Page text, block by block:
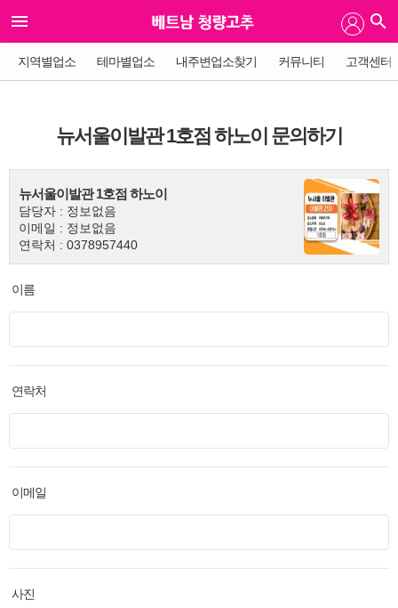
지역별업소 테마별업소 내주변업소찾기 커뮤니티 고객센터
뉴서울이발관 1호점 하노이 문의하기
뉴서울이발관 1호점 하노이
담당자 : 정보없음
이메일 : 정보없음
연락처 : 0378957440
이름
연락처
이메일
사진